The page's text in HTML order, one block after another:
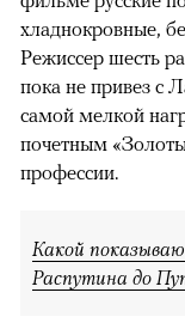
хладнокровные,
Режиссер шесть
пока не привез с
самой мелкой
почетным
профессии.
Какой
Распутина до